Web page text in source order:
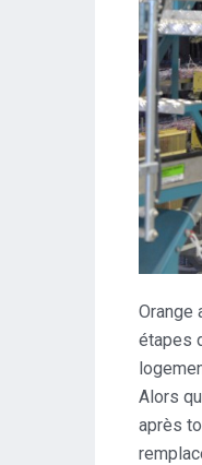
Orange
étapes
Alors
après